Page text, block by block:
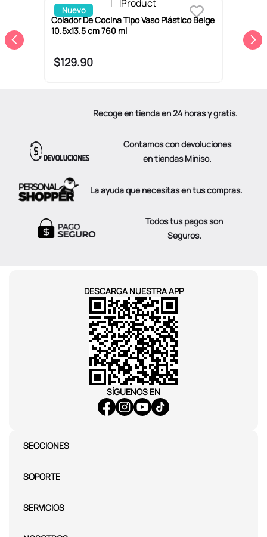
Nuevo
Colador De Cocina Tipo Vaso Plástico Beige
10.5x13.5 cm 760 ml
$129.90
Recoge en tienda en 24 horas y gratis.
Contamos con devoluciones
en tiendas Miniso.
La ayuda que necesitas en tus compras.
Todos tus pagos son
Seguros.
DESCARGA NUESTRA APP
SÍGUENOS EN
SECCIONES
SOPORTE
SERVICIOS